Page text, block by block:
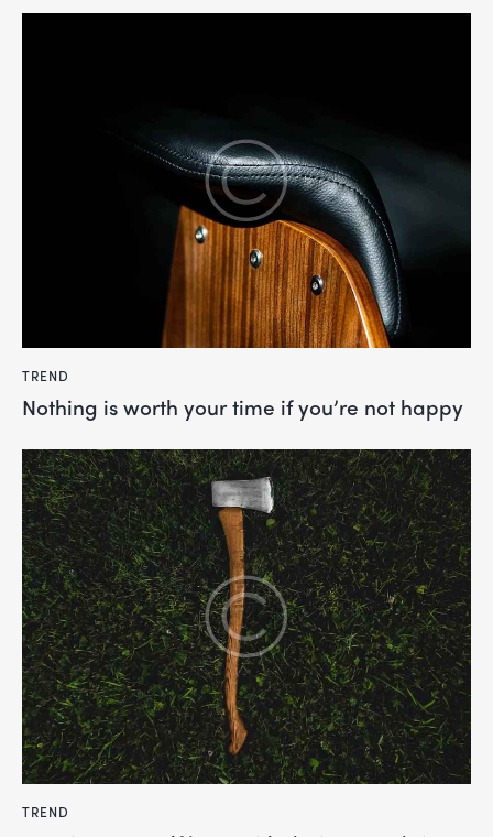
TREND
Nothing is worth your time if you’re not happy
TREND